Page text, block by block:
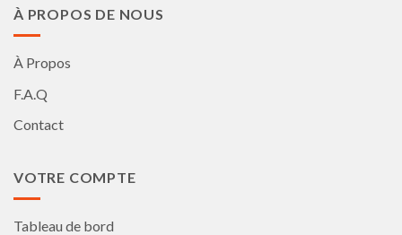
À PROPOS DE NOUS
À Propos
F.A.Q
Contact
VOTRE COMPTE
Tableau de bord